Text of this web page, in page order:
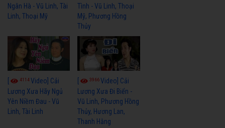
Ngân Hà - Vũ Linh, Tài
Linh, Thoại Mỹ
Tình - Vũ Linh, Thoại
Mỹ, Phương Hồng
Thủy
4114Video] Cải
Lương Xưa Hãy Ngủ
Yên Niềm Đau - Vũ
Linh, Tài Linh
3966Video] Cải
Lương Xưa Đi Biển -
Vũ Linh, Phương Hồng
Thủy, Hương Lan,
Thanh Hằng